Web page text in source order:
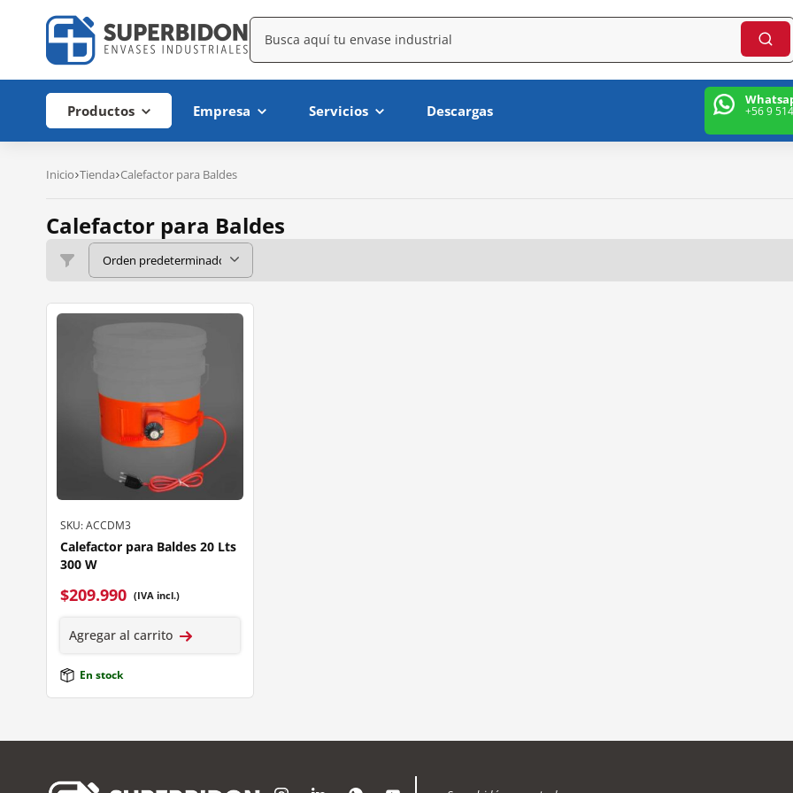
Productos Empresa Servicios Descargas +56 9
Inicio Tienda Calefactor para Baldes
Calefactor para Baldes
SKU: ACCDM3
Calefactor para Baldes 20 Lts
300 W
$209.990 (IVA incl.)
Agregar al carrito
En stock